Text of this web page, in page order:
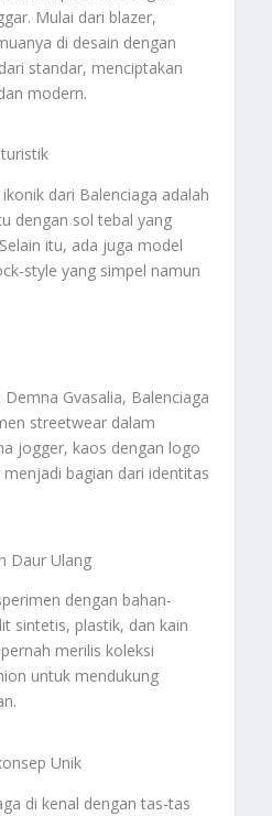
Mulai dari blazer,
di desain dengan
standar, menciptakan
modern.
dari Balenciaga adalah
dengan sol tebal yang
itu, ada juga model
style yang simpel namun
Gvasalia, Balenciaga
streetwear dalam
jogger, kaos dengan logo
bagian dari identitas
Daur Ulang
dengan bahan-
sintetis, plastik, dan kain
merilis koleksi
untuk mendukung
Unik
di kenal dengan tas-tas